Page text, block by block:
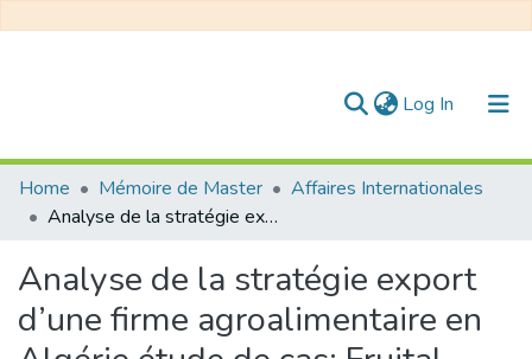
Log In (current)
Communities & Collections
All of DSpace
Statistics
Home Mémoire de Master
Affaires Internationales
Analyse de la stratégie export d’une firme agroalimentaire en Algérie étude de cas: Fruital Coca-Cola
Analyse de la stratégie export
d’une firme agroalimentaire en